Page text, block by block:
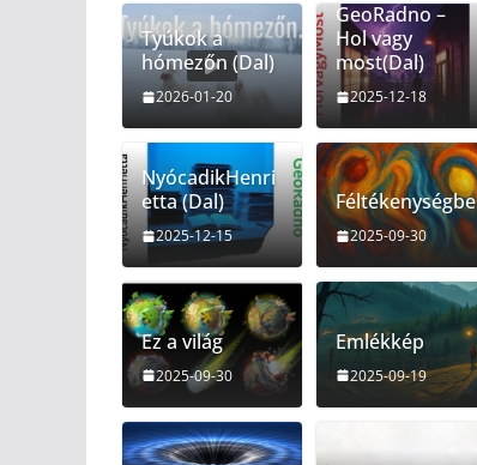
Tyúkok a
hómezőn (Dal)
2026-01-20
GeoRadno –
Hol vagy
most(Dal)
2025-12-18
NyócadikHenri
etta (Dal)
2025-12-15
Féltékenységbe
2025-09-30
Ez a világ
2025-09-30
Emlékkép
2025-09-19